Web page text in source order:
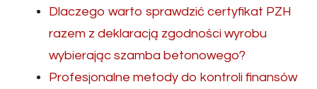
Dlaczego warto sprawdzić certyfikat PZH
razem z deklaracją zgodności wyrobu
wybierając szamba betonowego?
Profesjonalne metody do kontroli finansów